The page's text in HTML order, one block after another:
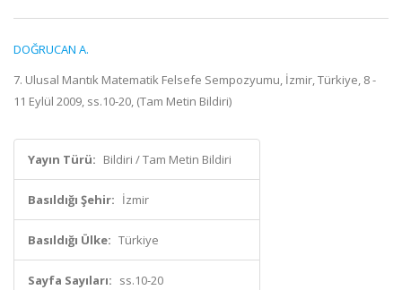
DOĞRUCAN A.
7. Ulusal Mantık Matematik Felsefe Sempozyumu, İzmir, Türkiye, 8 -
11 Eylül 2009, ss.10-20, (Tam Metin Bildiri)
Yayın Türü: Bildiri / Tam Metin Bildiri
Basıldığı Şehir: İzmir
Basıldığı Ülke: Türkiye
Sayfa Sayıları: ss.10-20